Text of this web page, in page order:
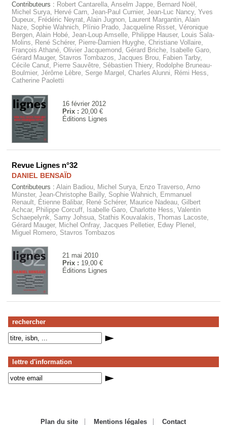
rechercher
lettre d'information
16 février 2012
Prix : 20,00 €
Éditions Lignes
Contributeurs : Robert Cantarella, Anselm Jappe, Bernard Noël,
Michel Surya, Hervé Carn, Jean-Paul Curnier, Jean-Luc Nancy, Yves
Dupeux, Frédéric Neyrat, Alain Jugnon, Laurent Margantin, Alain
Naze, Sophie Wahnich, Plínio Prado, Jacqueline Risset, Véronique
Bergen, Alain Hobé, Jean-Loup Amselle, Philippe Hauser, Louis Sala-
Molins, René Schérer, Pierre-Damien Huyghe, Christiane Vollaire,
François Athané, Olivier Jacquemond, Gérard Briche, Isabelle Garo,
Gérard Mauger, Stavros Tombazos, Jacques Brou, Fabien Tarby,
Cécile Canut, Pierre Sauvêtre, Sébastien Thiery, Rodolphe Bruneau-
Boulmier, Jérôme Lèbre, Serge Margel, Charles Alunni, Rémi Hess,
Catherine Paoletti
21 mai 2010
Prix : 19,00 €
Éditions Lignes
Revue Lignes n°32
DANIEL BENSAÏD
Contributeurs : Alain Badiou, Michel Surya, Enzo Traverso, Arno
Münster, Jean-Christophe Bailly, Sophie Wahnich, Emmanuel
Renault, Étienne Balibar, René Schérer, Maurice Nadeau, Gilbert
Achcar, Philippe Corcuff, Isabelle Garo, Charlotte Hess, Valentin
Schaepelynk, Samy Johsua, Stathis Kouvalakis, Thomas Lacoste,
Gérard Mauger, Michel Onfray, Jacques Pelletier, Edwy Plenel,
Miguel Romero, Stavros Tombazos
Plan du site Mentions légales Contact